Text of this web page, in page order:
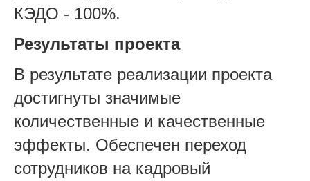
КЭДО - 100%.
Результаты проекта
В результате реализации проекта
достигнуты значимые
количественные и качественные
эффекты. Обеспечен переход
сотрудников на кадровый